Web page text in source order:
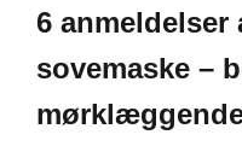
6 anmeldelser
sovemaske –